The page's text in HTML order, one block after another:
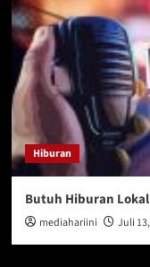
Hiburan
Butuh Hiburan
mediahariini Juli